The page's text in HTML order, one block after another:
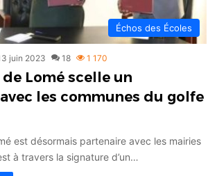
Échos des Écoles
juin 2023 18 1 170
de Lomé scelle un
les communes du golfe
est désormais partenaire avec les mairies
à travers la signature d’un…